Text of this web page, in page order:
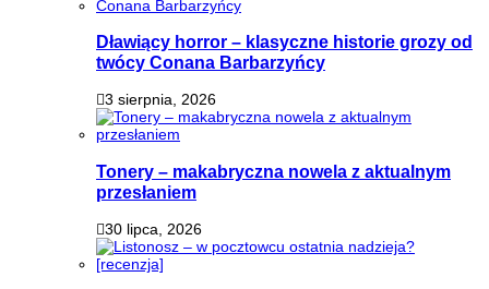
Dławiący horror – klasyczne historie grozy od
twócy Conana Barbarzyńcy
3 sierpnia, 2026
Tonery – makabryczna nowela z aktualnym
przesłaniem
30 lipca, 2026